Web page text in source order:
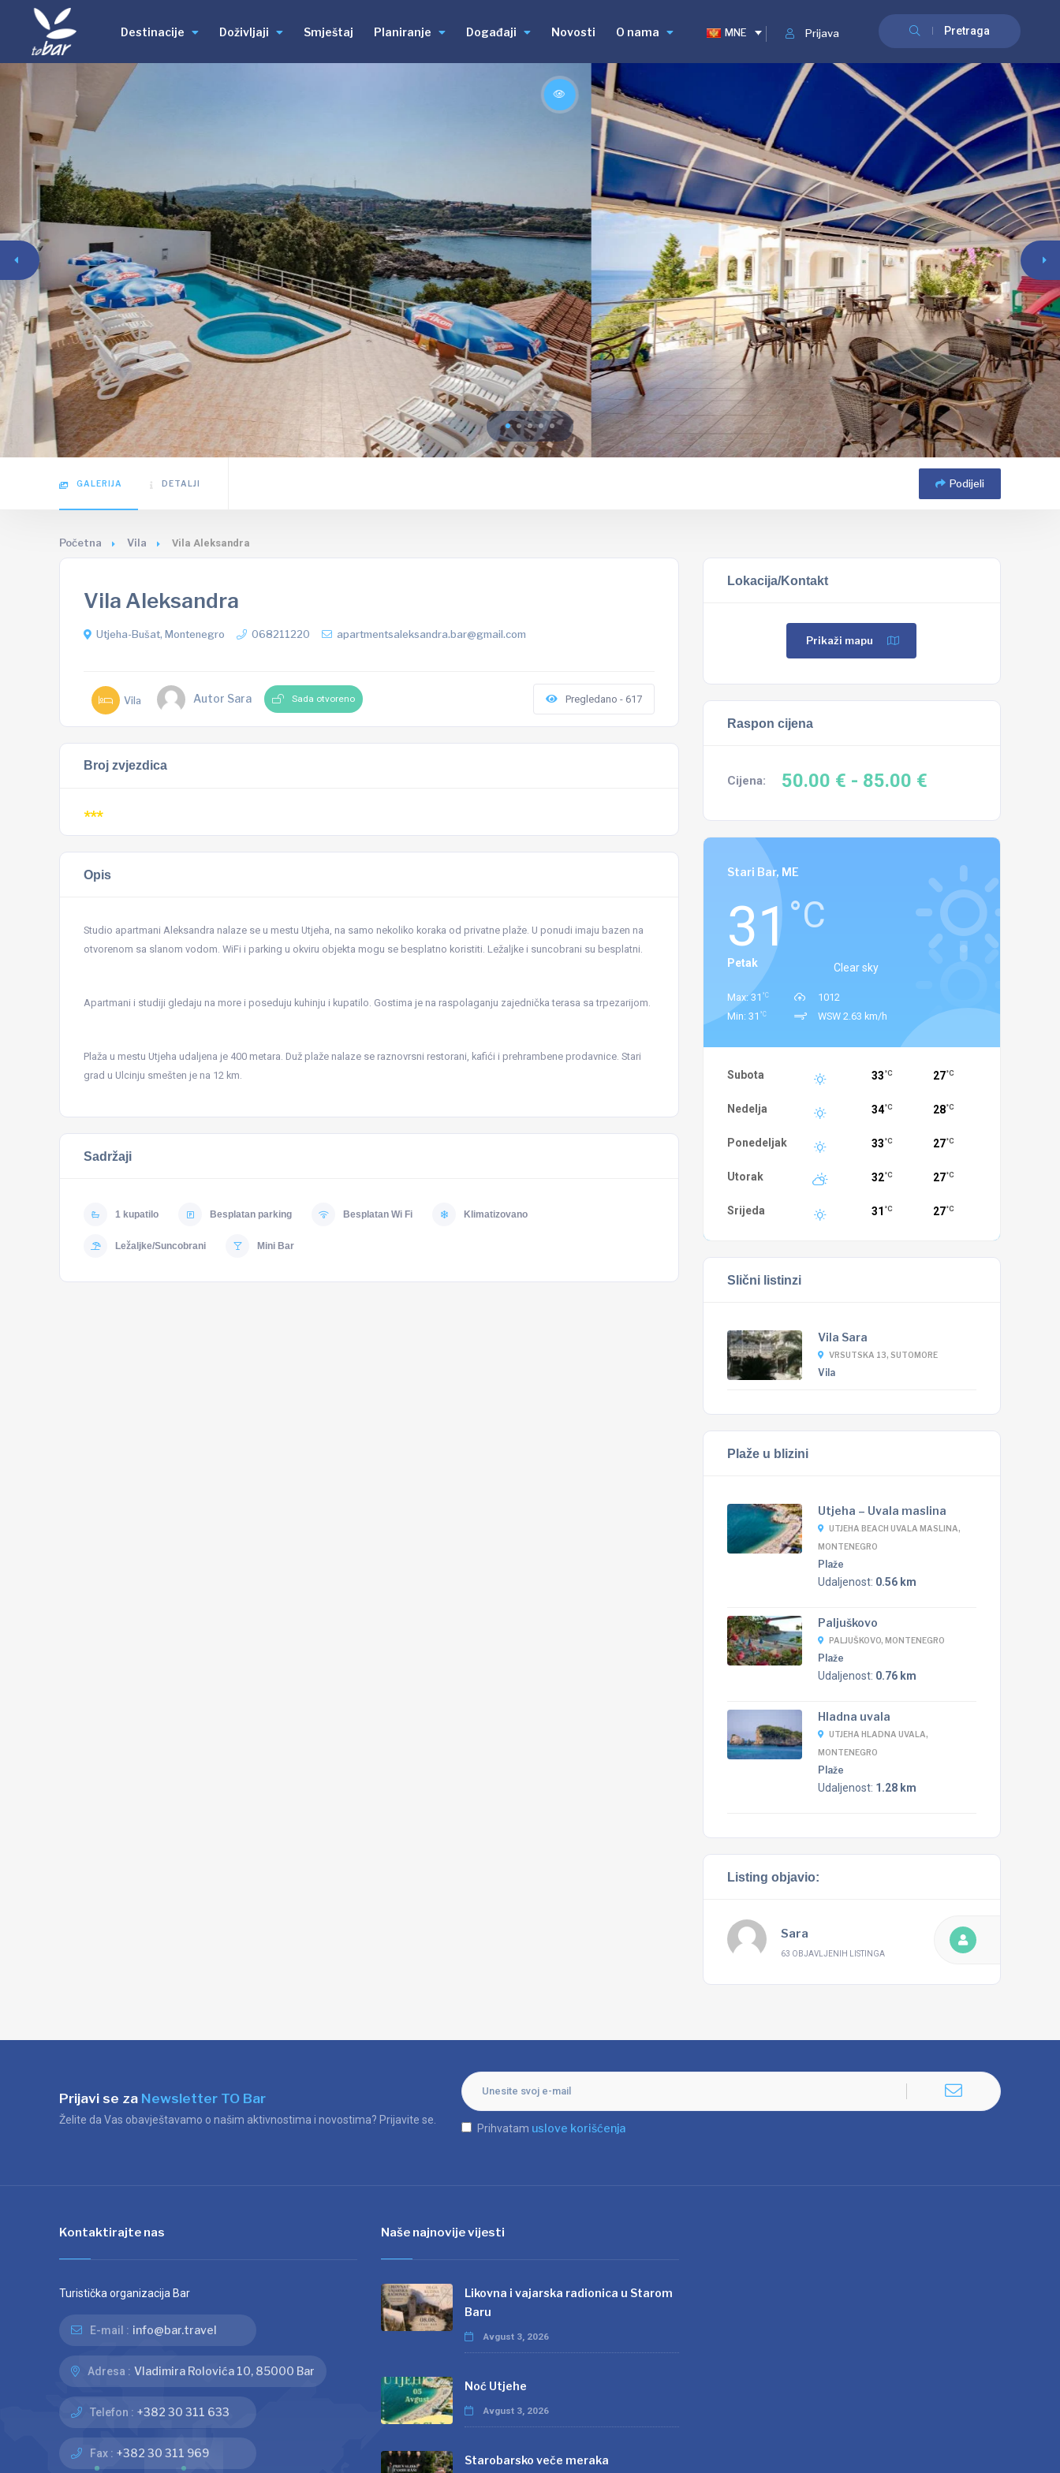
Pretraga
Prijava
MNE
Destinacije Doživljaji Smještaj Planiranje Događaji Novosti O nama
GALERIJA DETALJI Podijeli
Početna Vila Vila Aleksandra
Vila Aleksandra
Utjeha-Bušat, Montenegro 068211220 apartmentsaleksandra.bar@gmail.com
Vila Autor Sara Sada otvoreno Pregledano - 617
Broj zvjezdica
***
Opis
Studio apartmani Aleksandra nalaze se u mestu Utjeha, na samo nekoliko koraka od privatne plaže. U ponudi imaju bazen na
otvorenom sa slanom vodom. WiFi i parking u okviru objekta mogu se besplatno koristiti. Ležaljke i suncobrani su besplatni.
Apartmani i studiji gledaju na more i poseduju kuhinju i kupatilo. Gostima je na raspolaganju zajednička terasa sa trpezarijom.
Plaža u mestu Utjeha udaljena je 400 metara. Duž plaže nalaze se raznovrsni restorani, kafići i prehrambene prodavnice. Stari
grad u Ulcinju smešten je na 12 km.
Sadržaji
1 kupatilo Besplatan parking Besplatan Wi Fi Klimatizovano
Ležaljke/Suncobrani Mini Bar
Lokacija/Kontakt
Prikaži mapu
Raspon cijena
Cijena: 50.00 € - 85.00 €
Stari Bar, ME
31 °C
Clear sky
Petak
Max: 31 °C
Min: 31 °C
1012
WSW 2.63 km/h
Subota 33 °C 27°C
Nedelja 34°C 28°C
Ponedeljak 33 °C 27°C
Utorak 32°C 27°C
Srijeda 31 °C 27°C
Slični listinzi
Vila Sara
VRSUTSKA 13, SUTOMORE
Vila
Plaže u blizini
Utjeha – Uvala maslina
UTJEHA BEACH UVALA MASLINA,
MONTENEGRO
Plaže
Udaljenost: 0.56 km
Paljuškovo
PALJUŠKOVO, MONTENEGRO
Plaže
Udaljenost: 0.76 km
Hladna uvala
UTJEHA HLADNA UVALA,
MONTENEGRO
Plaže
Udaljenost: 1.28 km
Listing objavio:
Sara
63 OBJAVLJENIH LISTINGA
Prijavi se za Newsletter TO Bar
Želite da Vas obavještavamo o našim aktivnostima i novostima? Prijavite se.
Prihvatam uslove korišćenja
Kontaktirajte nas
Turistička organizacija Bar
E-mail : info@bar.travel
Adresa : Vladimira Rolovića 10, 85000 Bar
Telefon : +382 30 311 633
Fax : +382 30 311 969
Naše najnovije vijesti
Likovna i vajarska radionica u Starom
Baru
Avgust 3, 2026
Noć Utjehe
Avgust 3, 2026
Starobarsko veče meraka